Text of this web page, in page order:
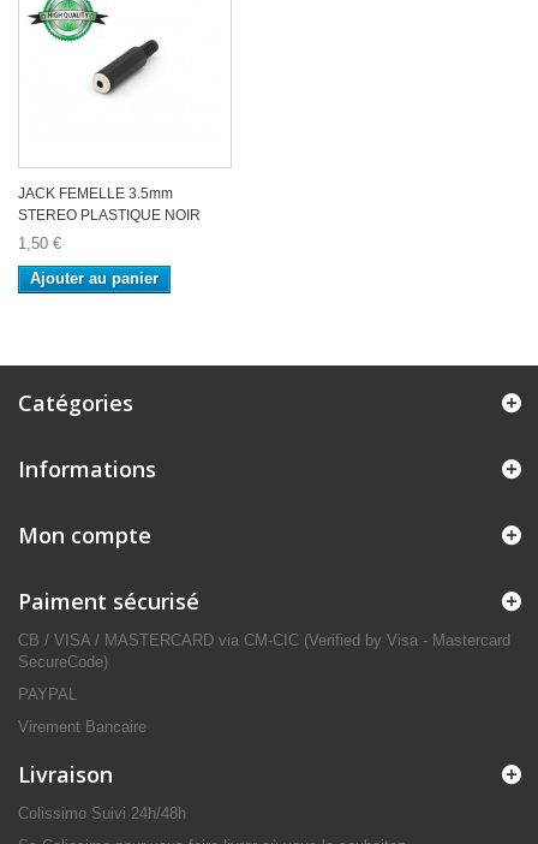
JACK FEMELLE 3.5mm
STEREO PLASTIQUE NOIR
1,50 €
Ajouter au panier
Catégories
Informations
Mon compte
Paiment sécurisé
CB / VISA / MASTERCARD via CM-CIC (Verified by Visa - Mastercard
SecureCode)
PAYPAL
Virement Bancaire
Livraison
Colissimo Suivi 24h/48h